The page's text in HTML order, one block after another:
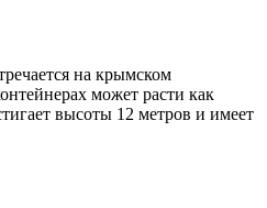
на крымском
может расти как
высоты 12 метров и имеет